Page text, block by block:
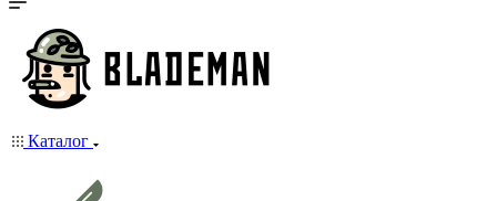
Каталог